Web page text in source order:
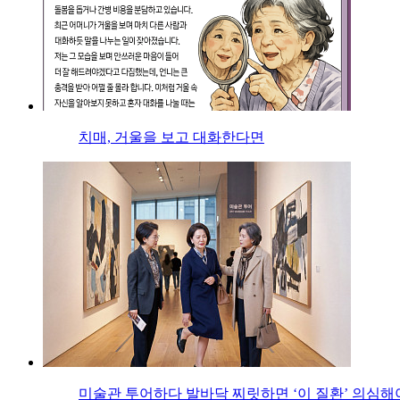
치매, 거울을 보고 대화한다면
미술관 투어하다 발바닥 찌릿하면 ‘이 질환’ 의심해